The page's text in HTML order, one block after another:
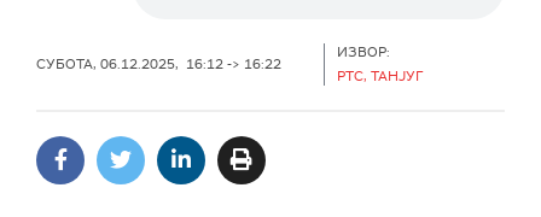
СУБОТА, 06.12.2025, 16:12 -> 16:22
ИЗВОР:
РТС, ТАНЈУГ